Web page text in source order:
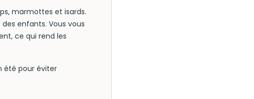
marmottes et isards.
enfants. Vous vous
ce qui rend les
été pour éviter